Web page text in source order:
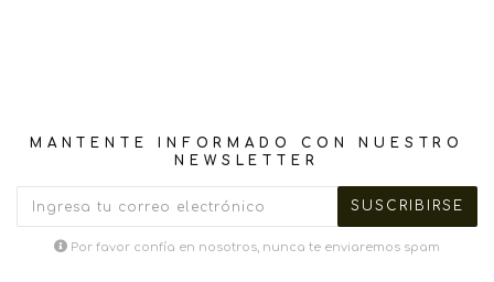
MANTENTE INFORMADO CON NUESTRO
NEWSLETTER
Por favor confía en nosotros, nunca te enviaremos spam